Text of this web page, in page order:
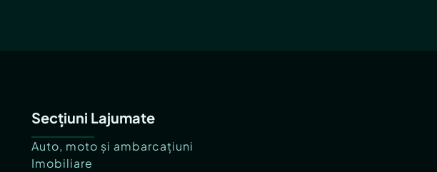
Secțiuni Lajumate
Auto, moto și ambarcațiuni
Imobiliare